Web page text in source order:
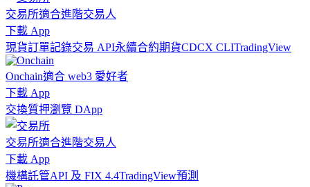
交易所適合進階交易人
下載 App
現貨訂單記錄交易 API永續合約期貨CDCX CLITradingView
Onchain適合 web3 愛好者
下載 App
交換質押瀏覽 DApp
交易所適合進階交易人
下載 App
機構託管API 及 FIX 4.4TradingView預測